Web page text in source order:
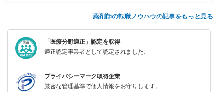
薬剤師の転職ノウハウの記事をもっと見る
「医療分野適正」認定を取得
適正認定事業者として認定されました。
プライバシーマーク取得企業
厳密な管理基準で個人情報をお守りします。